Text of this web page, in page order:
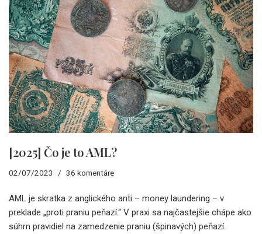
[2025] Čo je to AML?
02/07/2023 36 komentáre
AML je skratka z anglického anti – money laundering – v
preklade „proti praniu peňazí.“ V praxi sa najčastejšie chápe ako
súhrn pravidiel na zamedzenie praniu (špinavých) peňazí.